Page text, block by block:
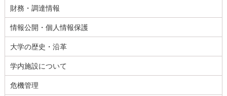
財務・調達情報
情報公開・個人情報保護
大学の歴史・沿革
学内施設について
危機管理